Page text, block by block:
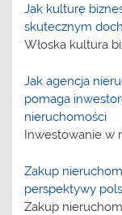
Jak kulturę
skutecznym
Włoska kultura
Jak agencja
pomaga
nieruchomości
Inwestowanie w
Zakup
perspektywy
Zakup